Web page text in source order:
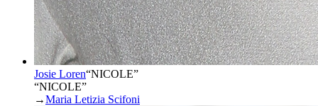
Josie Loren“NICOLE”
“NICOLE”
→Maria Letizia Scifoni